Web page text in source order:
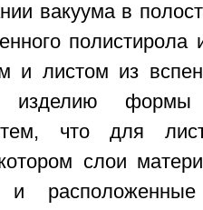
вакуума в
полистирола
и листом из
изделию формы
что для
слои
и